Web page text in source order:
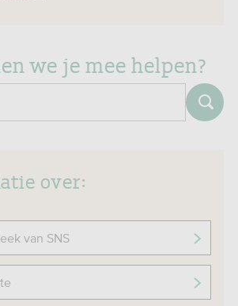
we je mee helpen?
Zoeken
over:
van SNS